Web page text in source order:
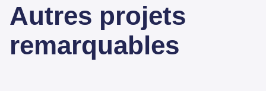
Autres projets
remarquables